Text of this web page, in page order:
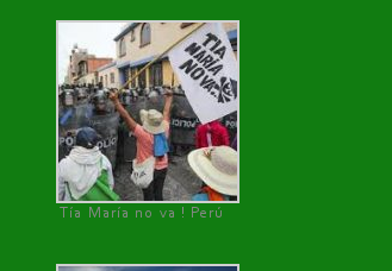
Tía María no va ! Perú